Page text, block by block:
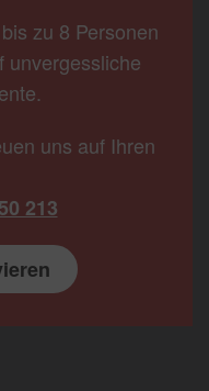
zu 8 Personen
unvergessliche
uns auf Ihren
213